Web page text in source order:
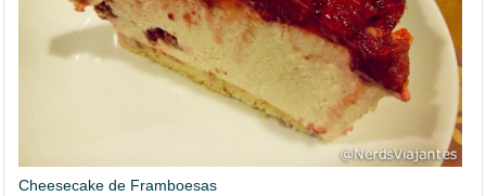
Cheesecake de Framboesas